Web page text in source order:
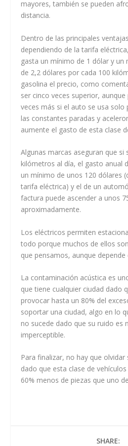
mayores, también se pueden
distancia.
Dentro de las principales
dependiendo de la tarifa
gasta un mínimo de 1 dólar y
de 2,2 dólares por cada 100
gasolina el precio, como
ser cinco veces superior,
veces más si el auto se usa solo
las constantes paradas y
aumente el gasto de esta clase
Algunas marcas aseguran que si
kilómetros al día, el gasto anual
un mínimo de unos 120 dólares
tarifa eléctrica) y el de un
factura puede ascender a unos
aproximadamente.
Los eléctricos permiten
todo porque muchos de ellos
que pensamos, aunque
La contaminación acústica es
que tiene cualquier ciudad dado
provocar hasta un 80% del
soportar una ciudad, algo en lo
no sucede dado que su ruido es
imperceptible.
Para finalizar, no hay que
dado que esta clase de
60% menos de piezas que uno
SHARE: